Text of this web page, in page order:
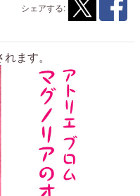
シェアする:
ます。